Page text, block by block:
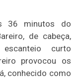
36 minutos do
de cabeça,
curto
provocou os
conhecido como